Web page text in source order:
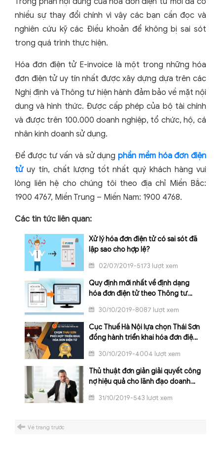
nhiều sự thay đổi chính vì vậy các bạn cần đọc và
nghiên cứu kỹ các Điều khoản để không bị sai sót
trong quá trình thực hiện.
Hóa đơn điện tử E-invoice là một trong những hóa
đơn điện tử uy tín nhất được xây dựng dựa trên các
Nghị định và Thông tư hiện hành đảm bảo về mặt nội
dung và hình thức. Được cấp phép của bộ tài chính
và được trên 100.000 doanh nghiệp, tổ chức, hộ, cá
nhân kinh doanh sử dụng.
Để được tư vấn và sử dụngphần mềm hóa đơn điện
tửuy tín, chất lượng tốt nhất quý khách hàng vui
lòng liên hệ cho chúng tôi theo địa chỉ Miền Bắc:
1900 4767, Miền Trung – Miền Nam: 1900 4768.
Các tin tức liên quan:
Xử lý hóa đơn điện tử có sai sót đã
lập sao cho hợp lệ?
02/07/2019-5173 lượt xem
Quy định mới nhất về định dạng
hóa đơn điện tử theo Thông tư
30/10/2019-8087 lượt xem
Cục Thuế Hà Nội lựa chọn Thái Sơn
đồng hành triển khai hóa đơn điện
30/10/2019-4004 lượt xem
Thủ thuật đơn giản giải quyết công
nợ hiệu quả cho lãnh đạo doanh
31/10/2019-543 lượt xem
Về trang trước